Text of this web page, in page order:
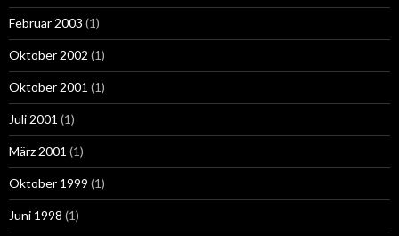
Februar 2003 (1)
Oktober 2002 (1)
Oktober 2001 (1)
Juli 2001 (1)
März 2001 (1)
Oktober 1999 (1)
Juni 1998 (1)